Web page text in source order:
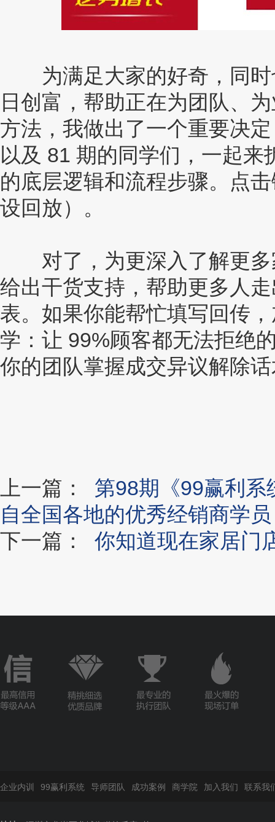
为满足大家的好奇，同时
日创富，帮助正在为团队、
方法，我做出了一个重要决
以及 81 期的同学们，一起
的底层逻辑和流程步骤。点
设回放）。
对了，为更深入了解更多
给出干货支持，帮助更多人
表。如果你能帮忙填写回传
学：让 99%顾客都无法拒绝
你的团队掌握成交异议解除
上一篇： 第98期《99赢利系
自全国各地的优秀经销商学员
下一篇： 你知道现在家居门
企业内训 99赢利系统 导师团队 成功案例 商学院 加入我们 联系我